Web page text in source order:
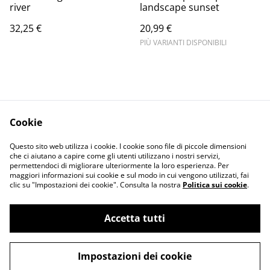
river
32,25 €
landscape sunset
20,99 €
PIÙ VARIANTI DISPONIBILI
Informativa sulla
privacy
Terms and
conditions
©2026Merlin Visual
powered by
Cookie
Questo sito web utilizza i cookie. I cookie sono file di piccole dimensioni
che ci aiutano a capire come gli utenti utilizzano i nostri servizi,
permettendoci di migliorare ulteriormente la loro esperienza. Per
maggiori informazioni sui cookie e sul modo in cui vengono utilizzati, fai
clic su "Impostazioni dei cookie". Consulta la nostra Politica sui cookie.
Accetta tutti
Impostazioni dei cookie